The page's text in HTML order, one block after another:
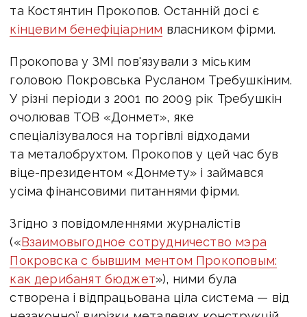
та Костянтин Прокопов. Останній досі є
кінцевим бенефіціарним власником фірми.
Прокопова у ЗМІ пов'язували з міським
головою Покровська Русланом Требушкіним.
У різні періоди з 2001 по 2009 рік Требушкін
очолював ТОВ «Донмет», яке
спеціалізувалося на торгівлі відходами
та металобрухтом. Прокопов у цей час був
віце-президентом «Донмету» і займався
усіма фінансовими питаннями фірми.
Згідно з повідомленнями журналістів
(«Взаимовыгодное сотрудничество мэра
Покровска с бывшим ментом Прокоповым:
как дерибанят бюджет»), ними була
створена і відпрацьована ціла система — від